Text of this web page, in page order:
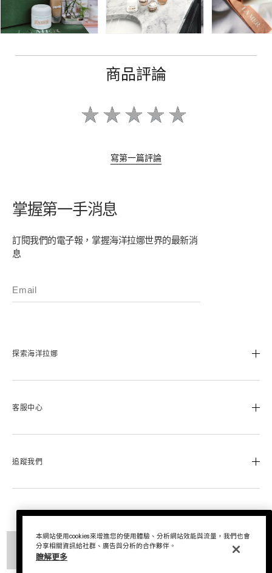
商品目前不存在
商品評論
寫第一篇評論
掌握第一手消息
訂閱我們的電子報，掌握海洋拉娜世界的最新消
息
探索海洋拉娜
海洋拉娜極致工藝
美麗加冕會員計畫
客服中心
聯絡我們
查詢訂單
尋找專櫃
追蹤我們
Facebook
LINE
本網站使用cookies來增進您的使用體驗、分析網站效能與流量，我們也會
分享相關資訊給社群、廣告與分析的合作夥伴。
瞭解更多